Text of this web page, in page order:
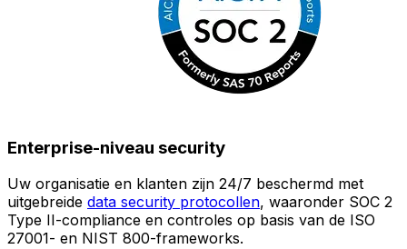
Enterprise-niveau security
Uw organisatie en klanten zijn 24/7 beschermd met
uitgebreide data security protocollen, waaronder SOC 2
Type II-compliance en controles op basis van de ISO
27001- en NIST 800-frameworks.